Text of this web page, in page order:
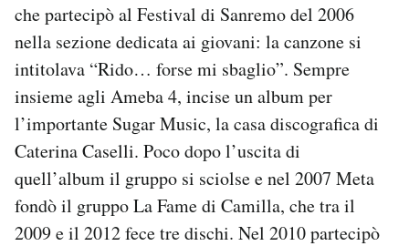
che partecipò al Festival di Sanremo del 2006
nella sezione dedicata ai giovani: la canzone si
intitolava “Rido… forse mi sbaglio”. Sempre
insieme agli Ameba 4, incise un album per
l’importante Sugar Music, la casa discografica di
Caterina Caselli. Poco dopo l’uscita di
quell’album il gruppo si sciolse e nel 2007 Meta
fondò il gruppo La Fame di Camilla, che tra il
2009 e il 2012 fece tre dischi. Nel 2010 partecipò